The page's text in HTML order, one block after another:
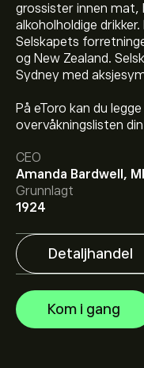
grossister innen mat,
alkoholholdige
Selskapets
og New Zealand.
Sydney med
På eToro kan du
overvåkningslisten
CEO
Amanda Bardwell,
Grunnlagt
1924
Detaljhandel
Kom i gang
Den nåværende
Det gjennomsnittlige
Limited er 40.22‎A$‎.
detaljerte
Analytikere gir
Limited basert på
og forventet vekst.
fremtidige